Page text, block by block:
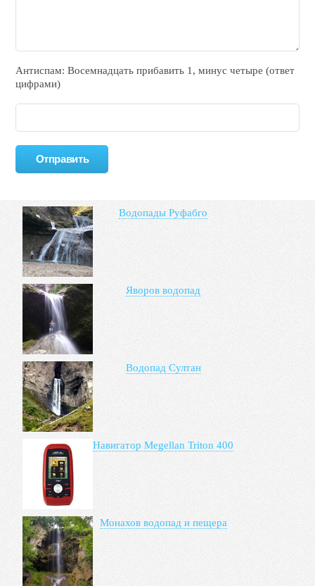
Антиспам: Воceмнадцать прибaвить 1, минyc чeтырe (ответ
цифрами)
Водопады Руфабго
Яворов водопад
Водопад Султан
Навигатор Megellan Triton 400
Монахов водопад и пещера